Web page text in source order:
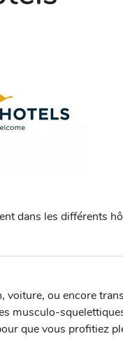
dans les différents
voiture, ou encore
musculo-
que vous profitiez